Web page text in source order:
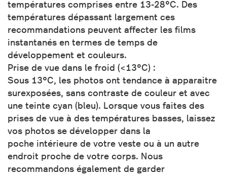
températures comprises entre 13-28°C. Des
températures dépassant largement ces
recommandations peuvent affecter les films
instantanés en termes de temps de
développement et couleurs.
Prise de vue dans le froid (<13°C) :
Sous 13°C, les photos ont tendance à apparaitre
surexposées, sans contraste de couleur et avec
une teinte cyan (bleu). Lorsque vous faites des
prises de vue à des températures basses, laissez
vos photos se développer dans la
poche intérieure de votre veste ou à un autre
endroit proche de votre corps. Nous
recommandons également de garder